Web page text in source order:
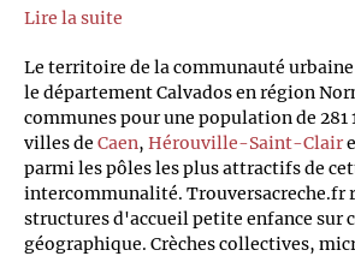
Lire la suite
Le territoire de la communauté urbaine
le département Calvados en région
communes pour une population de 281
villes de Caen, Hérouville-Saint-Clair
parmi les pôles les plus attractifs de
intercommunalité. Trouversacreche.fr
structures d'accueil petite enfance sur
géographique. Crèches collectives,